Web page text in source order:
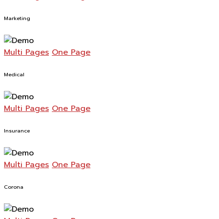
Marketing
Multi Pages One Page
Medical
Multi Pages One Page
Insurance
Multi Pages One Page
Corona